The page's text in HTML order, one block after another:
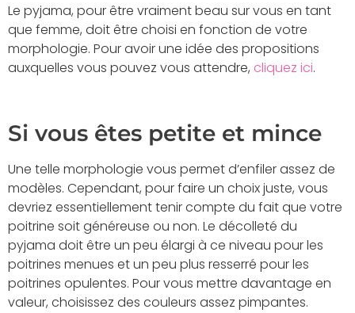
Le pyjama, pour être vraiment beau sur vous en tant
que femme, doit être choisi en fonction de votre
morphologie. Pour avoir une idée des propositions
auxquelles vous pouvez vous attendre, cliquez ici.
Si vous êtes petite et mince
Une telle morphologie vous permet d’enfiler assez de
modèles. Cependant, pour faire un choix juste, vous
devriez essentiellement tenir compte du fait que votre
poitrine soit généreuse ou non. Le décolleté du
pyjama doit être un peu élargi à ce niveau pour les
poitrines menues et un peu plus resserré pour les
poitrines opulentes. Pour vous mettre davantage en
valeur, choisissez des couleurs assez pimpantes.